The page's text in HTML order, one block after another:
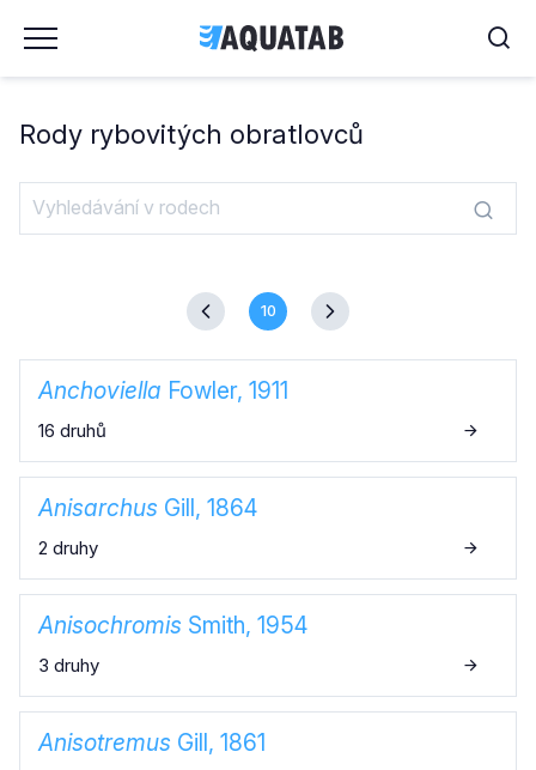
Rody rybovitých obratlovců
10
Anchoviella Fowler, 1911
16 druhů
Anisarchus Gill, 1864
2 druhy
Anisochromis Smith, 1954
3 druhy
Anisotremus Gill, 1861